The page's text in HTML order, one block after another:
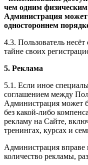
чем одним
Администрация может
одностороннем
4.3. Пользователь несёт
тайне своих
5. Реклама
5.1. Если иное
соглашением между
Администрация может
без какой-либо
рекламу на Сайте,
тренингах, курсах и
Администрация вправе
количество рекламы,